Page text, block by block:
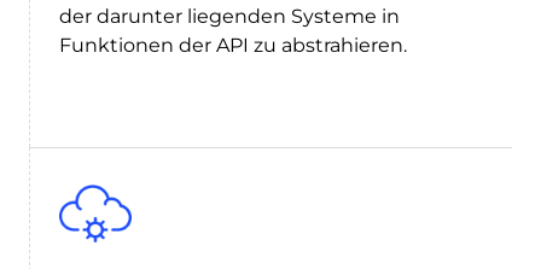
der darunter liegenden Systeme in
Funktionen der API zu abstrahieren.